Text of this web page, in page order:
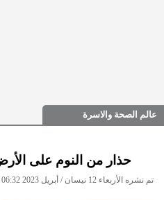
عالم الصحة والاسرة
حذار من النوم على
تم نشره الأربعاء 12 نيسان / أبريل 2023 06:32 مساءً